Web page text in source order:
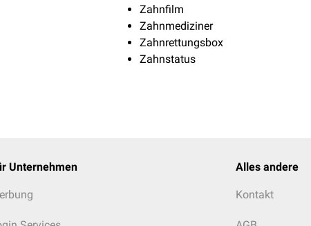
Zahnfilm
Zahnmediziner
Zahnrettungsbox
Zahnstatus
Unternehmen Alles andere
Kontakt